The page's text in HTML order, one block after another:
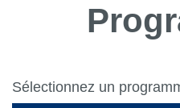
Sélectionnez un